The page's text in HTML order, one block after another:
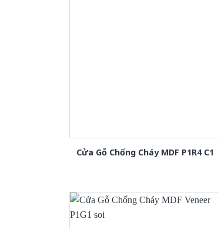
Cửa Gỗ Chống Cháy MDF P1R4 C1